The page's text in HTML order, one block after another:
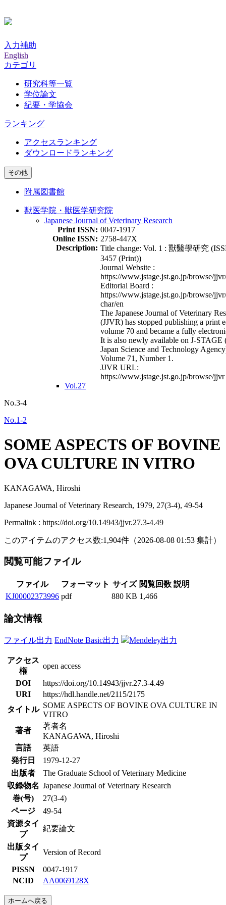
入力補助
English
カテゴリ
研究科等一覧
学位論文
紀要・学協会
ランキング
アクセスランキング
ダウンロードランキング
その他
附属図書館
獣医学院・獣医学研究院
Japanese Journal of Veterinary Research
Print ISSN: 0047-1917
Online ISSN: 2758-447X
Description: Title change: Vol. 1 : 獸醫學研究
3457 (Print))
Journal Website :
https://www.jstage.jst.go.jp/browse/
Editorial Board :
https://www.jstage.jst.go.jp/browse/
char/en
The Japanese Journal of Veterinary
(JJVR) has stopped publishing a print
volume 70 and became a fully
It is also newly available on J-STAGE
Japan Science and Technology
Volume 71, Number 1.
JJVR URL:
https://www.jstage.jst.go.jp/browse/jjvr
Vol.27
No.3-4
No.1-2
SOME ASPECTS OF BOVINE
OVA CULTURE IN VITRO
KANAGAWA, Hiroshi
Japanese Journal of Veterinary Research, 1979, 27(3-4), 49-54
Permalink : https://doi.org/10.14943/jjvr.27.3-4.49
このアイテムのアクセス数:1,904件 （2026-08-08 01:53 集計）
閲覧可能ファイル
ファイル フォーマット サイズ 閲覧回数 説明
KJ00002373996 pdf 880 KB 1,466
論文情報
ファイル出力 EndNote Basic出力 Mendeley出力
アクセス
権
open access
DOI
https://doi.org/10.14943/jjvr.27.3-4.49
URI
https://hdl.handle.net/2115/2175
タイトル SOME ASPECTS OF BOVINE OVA CULTURE IN
VITRO
著者
著者名
KANAGAWA, Hiroshi
言語
英語
発行日
1979-12-27
出版者
The Graduate School of Veterinary Medicine
収録物名 Japanese Journal of Veterinary Research
巻(号)
27(3-4)
ページ
49-54
資源タイ
プ
紀要論文
出版タイ
プ
Version of Record
PISSN
0047-1917
NCID
AA0069128X
ホームへ戻る